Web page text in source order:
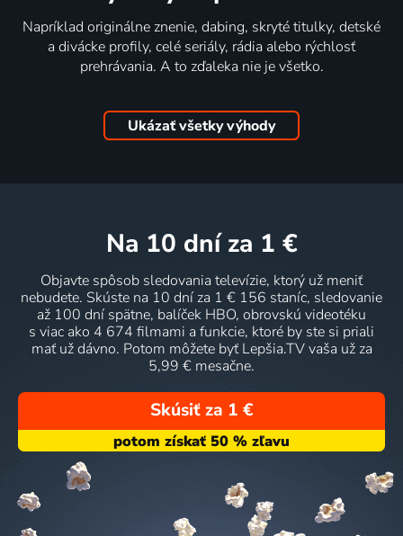
Napríklad originálne znenie, dabing, skryté titulky, detské
a divácke profily, celé seriály, rádia alebo rýchlosť
prehrávania. A to zďaleka nie je všetko.
Ukázať všetky výhody
na 10 dní za 1 €
Objavte spôsob sledovania televízie, ktorý už meniť
nebudete. Skúste na 10 dní za 1 € 156 staníc, sledovanie
až 100 dní spätne, balíček HBO, obrovskú videotéku
s viac ako 4 674 filmami a funkcie, ktoré by ste si priali
mať už dávno. Potom môžete byť Lepšia.TV vaša už za
5,99 € mesačne.
Skúsiť za 1 €